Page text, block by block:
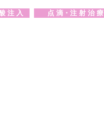
注 入 点 滴・注 射 治 療